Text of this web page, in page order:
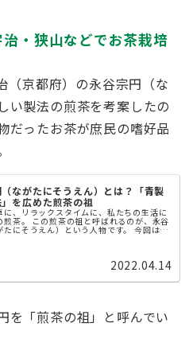
・狭山などでお茶栽培
（京都府）の永谷宗円（な
い製法の煎茶を考案したの
だったお茶が庶民の嗜好品
ながたにそうえん）とは？「青製
を広めた煎茶の祖
に、リラックスタイムに、私たちの生活に
煎茶。 この煎茶の祖と呼ばれるのが、永谷
たにそうえん）という人物です。 今回は、
の歴史を語るうえで欠かせない永谷宗円の
2022.04.14
を「煎茶の祖」と呼んでい